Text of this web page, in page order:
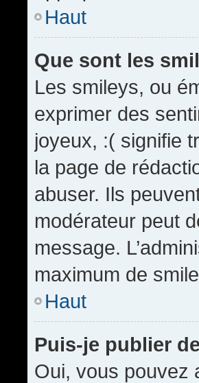
Haut
Que sont les
Les smileys, ou
exprimer des
joyeux, :( signifie
la page de
abuser. Ils
modérateur peut
message.
maximum de
Haut
Puis-je publier
Oui, vous pouvez